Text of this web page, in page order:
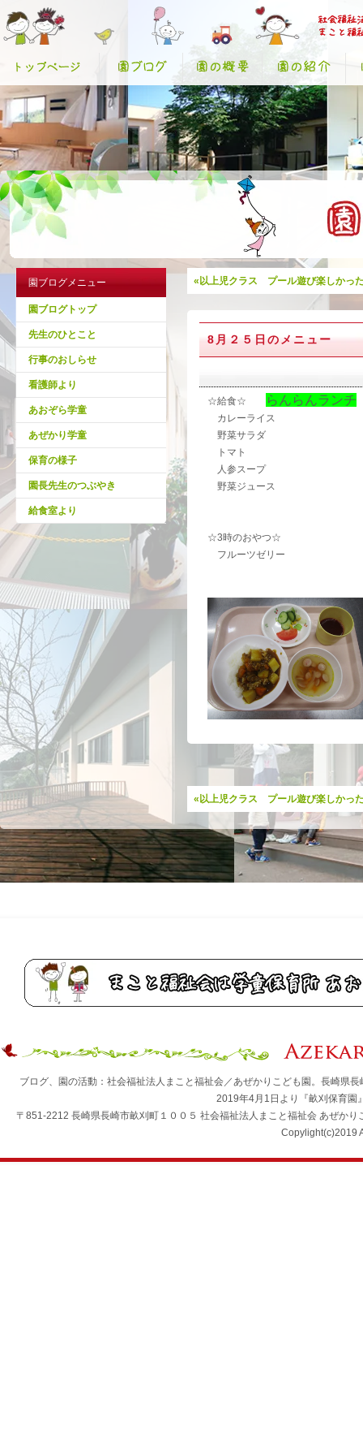
園ブログメニュー
園ブログトップ
先生のひとこと
行事のおしらせ
看護師より
あおぞら学童
あぜかり学童
保育の様子
園長先生のつぶやき
給食室より
«以上児クラス プール遊び楽しかっ
8月２５日のメニュー
☆給食☆ らんらんランチ
カレーライス
野菜サラダ
トマト
人参スープ
野菜ジュース
☆3時のおやつ☆
フルーツゼリー
«以上児クラス プール遊び楽しかっ
ブログ、園の活動：社会福祉法人まこと福祉会／あぜかりこども園。長崎
2019年4月1日より『畝刈保育園
〒851-2212 長崎県長崎市畝刈町１００５ 社会福祉法人まこと福祉会 あぜ
Copylight(c)2019